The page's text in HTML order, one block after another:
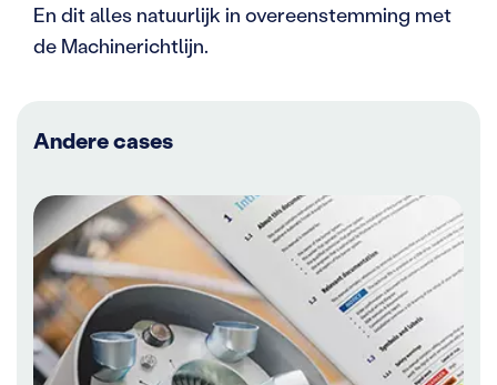
En dit alles natuurlijk in overeenstemming met
de Machinerichtlijn.
Andere cases